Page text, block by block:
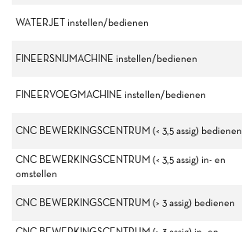
WATERJET instellen/bedienen
FINEERSNIJMACHINE instellen/bedienen
FINEERVOEGMACHINE instellen/bedienen
CNC BEWERKINGSCENTRUM (< 3,5 assig) bedienen
CNC BEWERKINGSCENTRUM (< 3,5 assig) in- en
omstellen
CNC BEWERKINGSCENTRUM (> 3 assig) bedienen